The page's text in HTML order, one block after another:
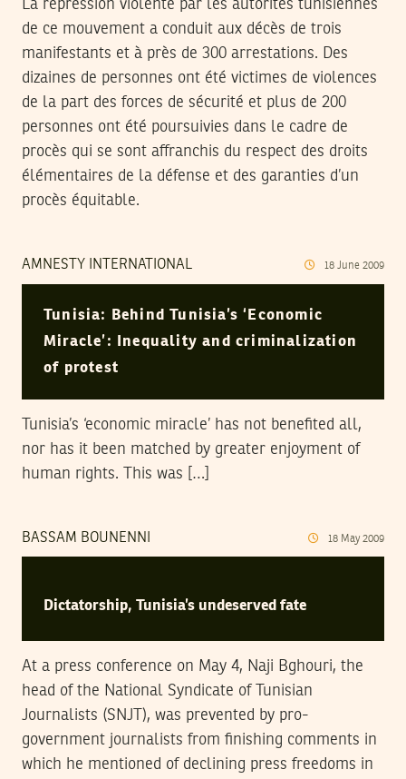
La répression violente par les autorités tunisiennes
de ce mouvement a conduit aux décès de trois
manifestants et à près de 300 arrestations. Des
dizaines de personnes ont été victimes de violences
de la part des forces de sécurité et plus de 200
personnes ont été poursuivies dans le cadre de
procès qui se sont affranchis du respect des droits
élémentaires de la défense et des garanties d’un
procès équitable.
AMNESTY INTERNATIONAL 18 June 2009
Tunisia: Behind Tunisia’s ‘Economic
Miracle’: Inequality and criminalization
of protest
Tunisia’s ‘economic miracle’ has not benefited all,
nor has it been matched by greater enjoyment of
human rights. This was […]
BASSAM BOUNENNI 18 May 2009
Dictatorship, Tunisia’s undeserved fate
At a press conference on May 4, Naji Bghouri, the
head of the National Syndicate of Tunisian
Journalists (SNJT), was prevented by pro-
government journalists from finishing comments in
which he mentioned of declining press freedoms in